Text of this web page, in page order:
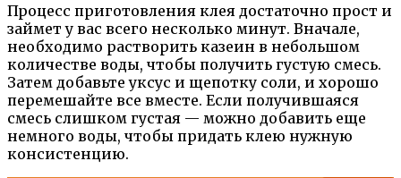
Процесс приготовления клея достаточно прост и
займет у вас всего несколько минут. Вначале,
необходимо растворить казеин в небольшом
количестве воды, чтобы получить густую смесь.
Затем добавьте уксус и щепотку соли, и хорошо
перемешайте все вместе. Если получившаяся
смесь слишком густая — можно добавить еще
немного воды, чтобы придать клею нужную
консистенцию.